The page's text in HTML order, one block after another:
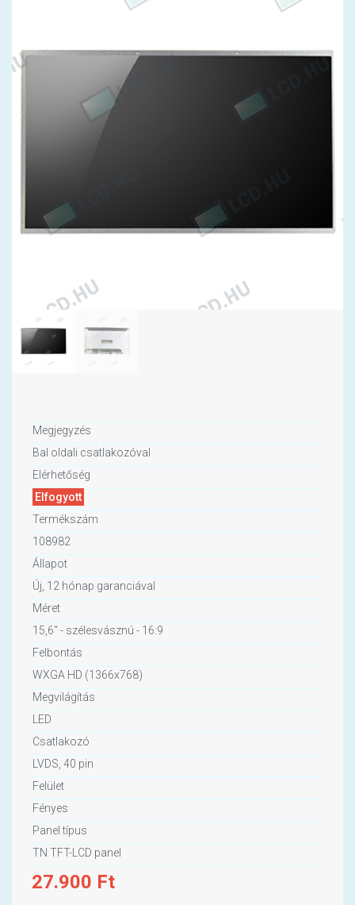
Megjegyzés
Bal oldali csatlakozóval
Elérhetőség
Elfogyott
Termékszám
108982
Állapot
Új, 12 hónap garanciával
Méret
15,6" - szélesvásznú - 16:9
Felbontás
WXGA HD (1366x768)
Megvilágítás
LED
Csatlakozó
LVDS, 40 pin
Felület
Fényes
Panel típus
TN TFT-LCD panel
27.900 Ft